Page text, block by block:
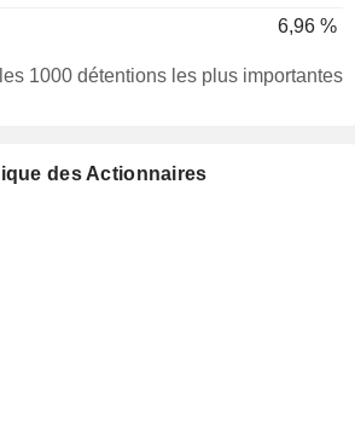
6,96 %
1000 détentions les plus importantes
des Actionnaires